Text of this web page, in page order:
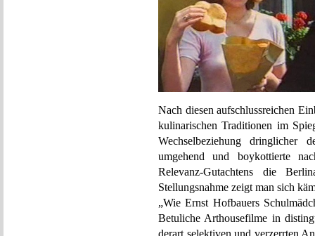
Nach diesen aufschlussreichen
kulinarischen Traditionen im
Wechselbeziehung dringlicher
umgehend und boykottierte
Relevanz-Gutachtens die
Stellungsnahme zeigt man sich
„Wie Ernst Hofbauers
Betuliche Arthousefilme in
derart selektiven und verzerrten